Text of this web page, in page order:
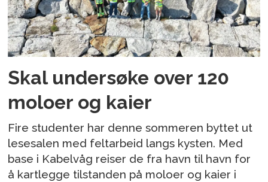
Skal undersøke over 120
moloer og kaier
Fire studenter har denne sommeren byttet ut
lesesalen med feltarbeid langs kysten. Med
base i Kabelvåg reiser de fra havn til havn for
å kartlegge tilstanden på moloer og kaier i